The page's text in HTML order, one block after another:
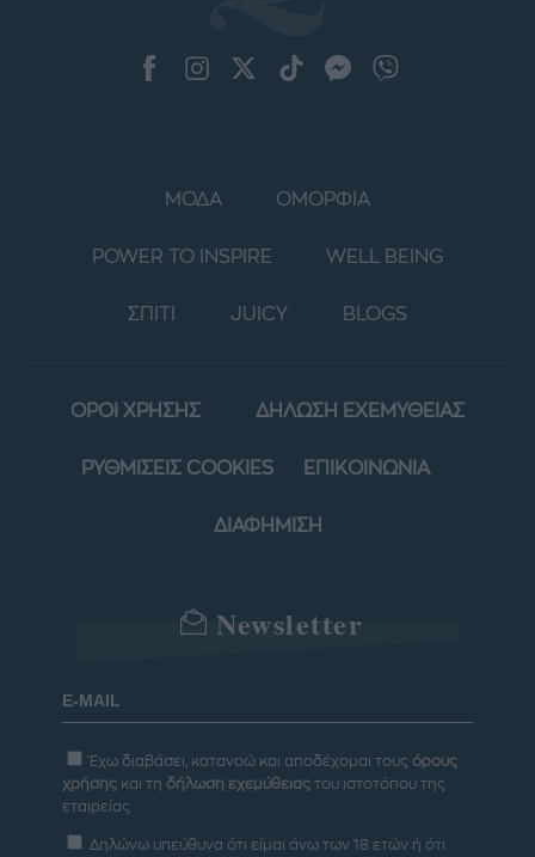
ΜΟΔΑ ΟΜΟΡΦΙΑ
POWER TO INSPIRE WELL BEING
ΣΠΙΤΙ JUICY BLOGS
ΟΡΟΙ ΧΡΗΣΗΣ ΔΗΛΩΣΗ ΕΧΕΜΥΘΕΙΑΣ
ΡΥΘΜΙΣΕΙΣ COOKIES ΕΠΙΚΟΙΝΩΝΙΑ
ΔΙΑΦΗΜΙΣΗ
Newsletter
Έχω διαβάσει, κατανοώ και αποδέχομαι τους όρους
χρήσης και τη δήλωση εχεμύθειας του ιστοτόπου της
εταιρείας
Δηλώνω υπεύθυνα ότι είμαι άνω των 18 ετών ή ότι